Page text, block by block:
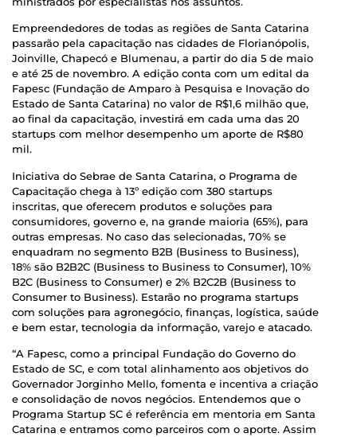
Empreendedores de todas as regiões de Santa Catarina
passarão pela capacitação nas cidades de Florianópolis,
Joinville, Chapecó e Blumenau, a partir do dia 5 de maio
e até 25 de novembro. A edição conta com um edital da
Fapesc (Fundação de Amparo à Pesquisa e Inovação do
Estado de Santa Catarina) no valor de R$1,6 milhão que,
ao final da capacitação, investirá em cada uma das 20
startups com melhor desempenho um aporte de R$80
mil.
Iniciativa do Sebrae de Santa Catarina, o Programa de
Capacitação chega à 13º edição com 380 startups
inscritas, que oferecem produtos e soluções para
consumidores, governo e, na grande maioria (65%), para
outras empresas. No caso das selecionadas, 70% se
enquadram no segmento B2B (Business to Business),
18% são B2B2C (Business to Business to Consumer), 10%
B2C (Business to Consumer) e 2% B2C2B (Business to
Consumer to Business). Estarão no programa startups
com soluções para agronegócio, finanças, logística, saúde
e bem estar, tecnologia da informação, varejo e atacado.
“A Fapesc, como a principal Fundação do Governo do
Estado de SC, e com total alinhamento aos objetivos do
Governador Jorginho Mello, fomenta e incentiva a criação
e consolidação de novos negócios. Entendemos que o
Programa Startup SC é referência em mentoria em Santa
Catarina e entramos como parceiros com o aporte. Assim